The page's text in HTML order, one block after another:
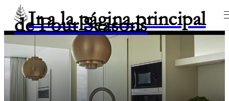
Ir a la página principal
de Four Seasons